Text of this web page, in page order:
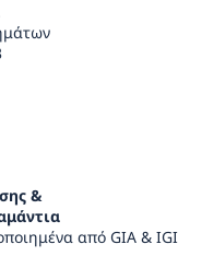
&
από GIA & IGI